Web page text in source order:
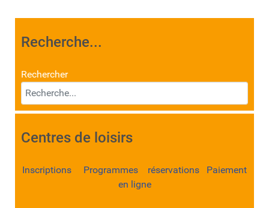
Recherche...
Rechercher
Centres de loisirs
Inscriptions Programmes réservations Paiement
en ligne